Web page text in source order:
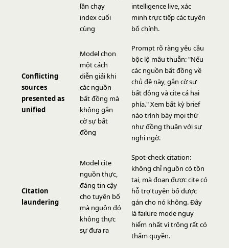
lần chạy
index cuối
cùng
intelligence live, xác
minh trực tiếp các tuyên
bố chính.
Conflicting
sources
presented as
unified
Model chọn
một cách
diễn giải khi
các nguồn
bất đồng mà
không gắn
cờ sự bất
đồng
Prompt rõ ràng yêu cầu
bộc lộ mâu thuẫn: "Nếu
các nguồn bất đồng về
chủ đề này, gắn cờ sự
bất đồng và cite cả hai
phía." Xem bất kỳ brief
nào trình bày mọi thứ
như đồng thuận với sự
nghi ngờ.
Citation
laundering
Model cite
nguồn thực,
đáng tin cậy
cho tuyên bố
mà nguồn đó
không thực
sự đưa ra
Spot-check citation:
không chỉ nguồn có tồn
tại, mà đoạn được cite có
hỗ trợ tuyên bố được
gán cho nó không. Đây
là failure mode nguy
hiểm nhất vì trông rất có
thẩm quyền.